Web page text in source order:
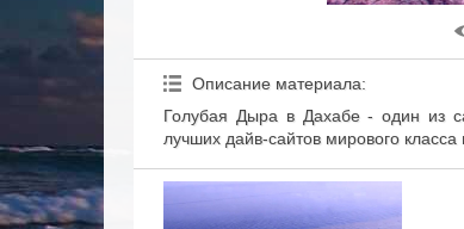
Описание материала:
Голубая Дыра в Дахабе - один из
лучших дайв-сайтов мирового